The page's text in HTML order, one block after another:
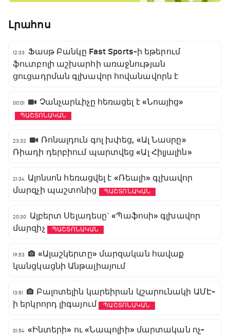
Լրահոս
12:33
Ֆասթ Բանկը Fast Sports-ի եթերում
ֆուտբոլի աշխարհի առաջնության
ցուցադրման գլխավոր հովանավորն է
00:01 Չանչարևիչը հեռացել է «Նոայից»
ՊԱՇՏՈՆԱԿԱՆ
23:32
Ռոնալդուն գոլ խփեց, «Ալ Նասրը»
Ռիադի դերբիում պարտվեց «Ալ Հիլյալին»
21:34 Ալոնսոն հեռացվել է «Ռեալի» գլխավոր
մարզչի պաշտոնից
ՊԱՇՏՈՆԱԿԱՆ
20:30
Ալբերտ Սելադեսը` «Պաֆոսի» գլխավոր
մարզիչ
ՊԱՇՏՈՆԱԿԱՆ
19:53
«Ալաշկերտը» մարզական հավաք
կանցկացնի Անթալիայում
13:51
Բալոտելին կարեիրան կշարունակի ԱՄԷ-
ի երկրորդ լիգայում
ՊԱՇՏՈՆԱԿԱՆ
01:54 «Ինտերի» ու «Նապոլիի» մարտական ոչ-